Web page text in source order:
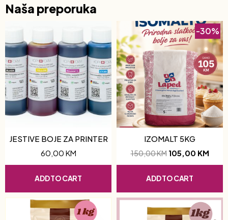
Naša preporuka
JESTIVE BOJE ZA PRINTER
60,00 KM
ADD TO CART
-30%
IZOMALT 5KG
150,00KM 105,00 KM
ADD TO CART